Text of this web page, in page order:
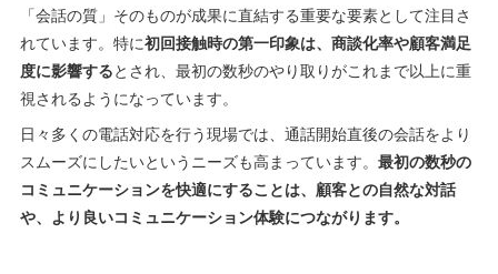
「会話の質」そのものが成果に直結する重要な要素として注目さ
れています。特に初回接触時の第一印象は、商談化率や顧客満足
度に影響するとされ、最初の数秒のやり取りがこれまで以上に重
視されるようになっています。
日々多くの電話対応を行う現場では、通話開始直後の会話をより
スムーズにしたいというニーズも高まっています。最初の数秒の
コミュニケーションを快適にすることは、顧客との自然な対話
や、より良いコミュニケーション体験につながります。